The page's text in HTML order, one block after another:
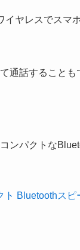
ヤレスでスマ
通話することも
ンパクトな
Bluetoothス